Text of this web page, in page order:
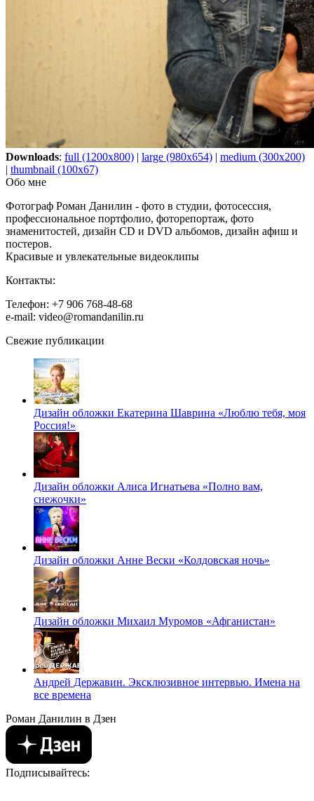
Downloads: full (1200x800) | large (980x654) | medium (300x200)
| thumbnail (100x67)
Обо мне
Фотограф Роман Данилин - фото в студии, фотосессия,
профессиональное портфолио, фоторепортаж, фото
знаменитостей, дизайн CD и DVD альбомов, дизайн афиш и
постеров.
Красивые и увлекательные видеоклипы
Контакты:
Телефон: +7 906 768-48-68
e-mail: video@romandanilin.ru
Свежие публикации
Дизайн обложки Екатерина Шаврина «Люблю тебя, моя
Россия!»
Дизайн обложки Алиса Игнатьева «Полно вам,
снежочки»
Дизайн обложки Анне Вески «Колдовская ночь»
Дизайн обложки Михаил Муромов «Афганистан»
Андрей Державин. Эксклюзивное интервью. Имена на
все времена
Роман Данилин в Дзен
Подписывайтесь: